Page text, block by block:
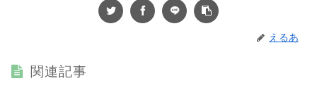
えるあ
関連記事